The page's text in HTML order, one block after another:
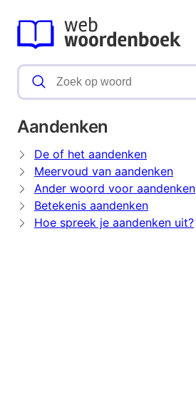
Aandenken
De of het aandenken
Meervoud van aandenken
Ander woord voor aandenken
Betekenis aandenken
Hoe spreek je aandenken uit?